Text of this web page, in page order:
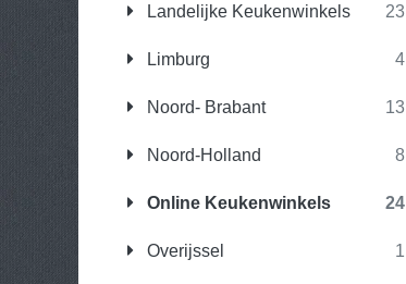
Landelijke Keukenwinkels 23
Limburg 4
Noord- Brabant 13
Noord-Holland 8
Online Keukenwinkels 24
Overijssel 1